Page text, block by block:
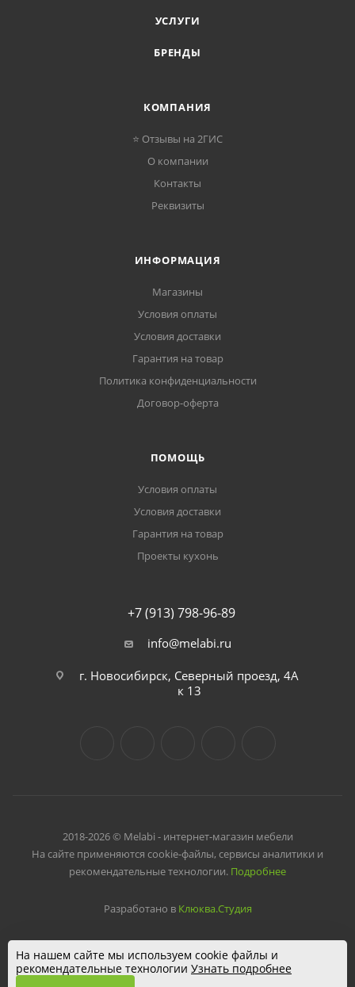
УСЛУГИ
БРЕНДЫ
КОМПАНИЯ
⭐ Отзывы на 2ГИС
О компании
Контакты
Реквизиты
ИНФОРМАЦИЯ
Магазины
Условия оплаты
Условия доставки
Гарантия на товар
Политика конфиденциальности
Договор-оферта
ПОМОЩЬ
Условия оплаты
Условия доставки
Гарантия на товар
Проекты кухонь
+7 (913) 798-96-89
info@melabi.ru
г. Новосибирск, Северный проезд, 4А
к 13
2018-2026 © Melabi - интернет-магазин мебели
На сайте применяются cookie-файлы, сервисы аналитики и
рекомендательные технологии. Подробнее
Разработано в Клюква.Студия
На нашем сайте мы используем cookie файлы и
рекомендательные технологии Узнать подробнее